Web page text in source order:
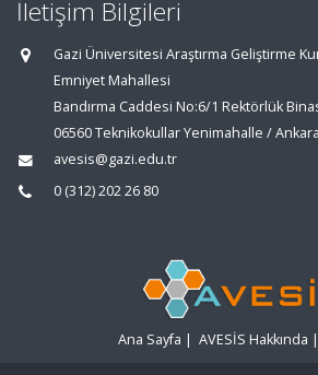
İletişim Bilgileri
Gazi Üniversitesi Araştırma Geliştirme
Emniyet Mahallesi
Bandırma Caddesi No:6/1 Rektörlük
06560 Teknikokullar Yenimahalle / Ankara
avesis@gazi.edu.tr
0 (312) 202 26 80
Ana Sayfa | AVESİS Hakkında |